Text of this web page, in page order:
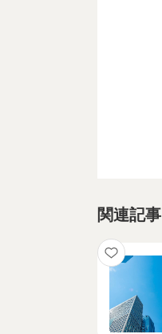
関連記事